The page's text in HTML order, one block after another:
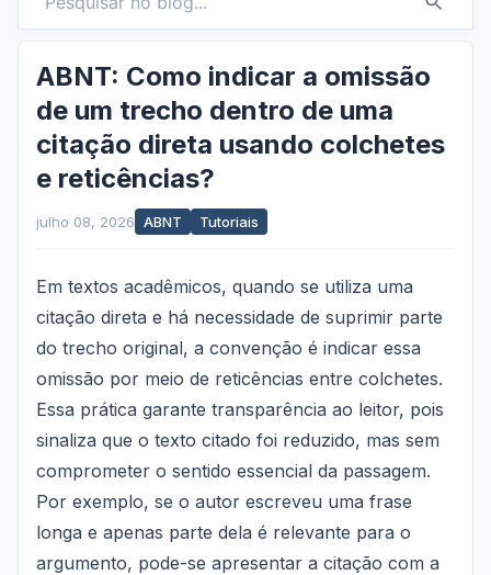
ABNT: Como indicar a omissão
de um trecho dentro de uma
citação direta usando colchetes
e reticências?
julho 08, 2026 ABNT Tutoriais
Em textos acadêmicos, quando se utiliza uma
citação direta e há necessidade de suprimir parte
do trecho original, a convenção é indicar essa
omissão por meio de reticências entre colchetes.
Essa prática garante transparência ao leitor, pois
sinaliza que o texto citado foi reduzido, mas sem
comprometer o sentido essencial da passagem.
Por exemplo, se o autor escreveu uma frase
longa e apenas parte dela é relevante para o
argumento, pode-se apresentar a citação com a